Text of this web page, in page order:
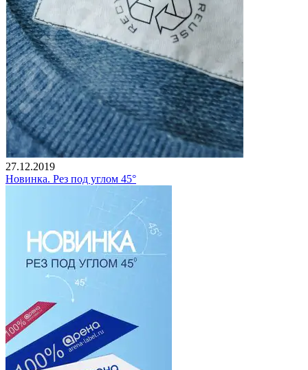
27.12.2019
Новинка. Рез под углом 45°